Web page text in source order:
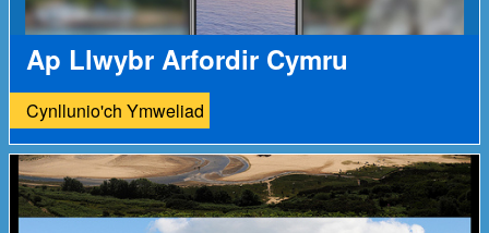
Ap Llwybr Arfordir Cymru
Cynllunio'ch Ymweliad